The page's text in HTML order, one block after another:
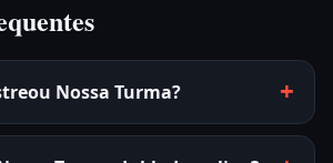
Nossa Turma?